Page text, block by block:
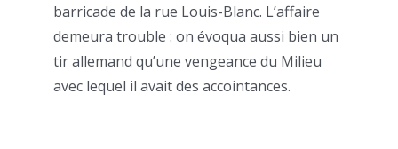
barricade de la rue Louis-Blanc. L’affaire
demeura trouble : on évoqua aussi bien un
tir allemand qu’une vengeance du Milieu
avec lequel il avait des accointances.